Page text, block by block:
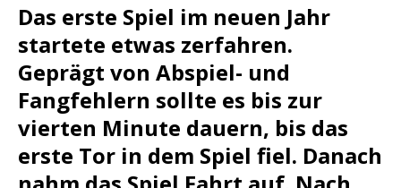
Das erste Spiel im neuen Jahr
startete etwas zerfahren.
Geprägt von Abspiel- und
Fangfehlern sollte es bis zur
vierten Minute dauern, bis das
erste Tor in dem Spiel fiel. Danach